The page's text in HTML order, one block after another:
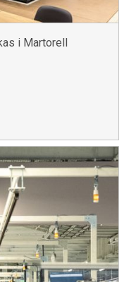
i Martorell